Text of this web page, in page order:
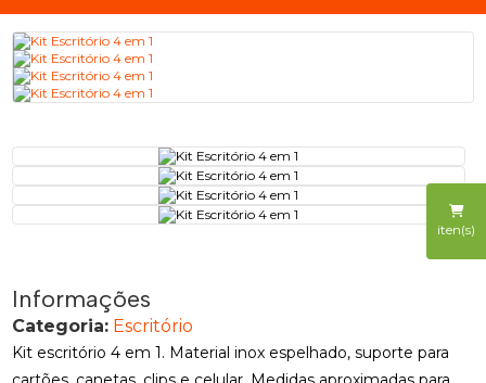
iten(s)
Informações
Categoria: Escritório
Kit escritório 4 em 1. Material inox espelhado, suporte para